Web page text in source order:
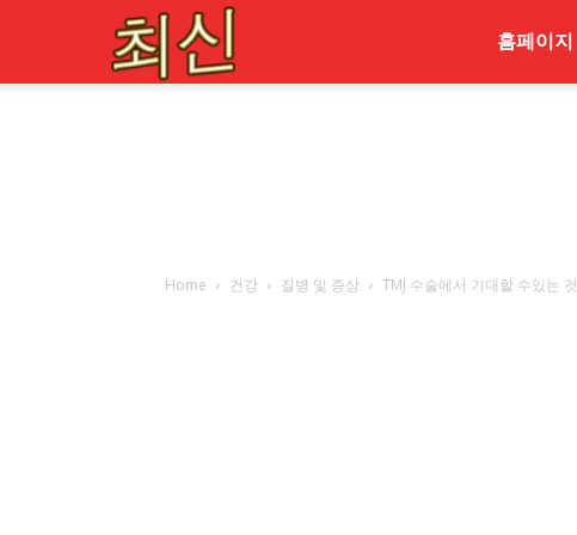
홈페이지
Home 건강 질병 및 증상 TMJ 수술에서 기대할 수있는 것